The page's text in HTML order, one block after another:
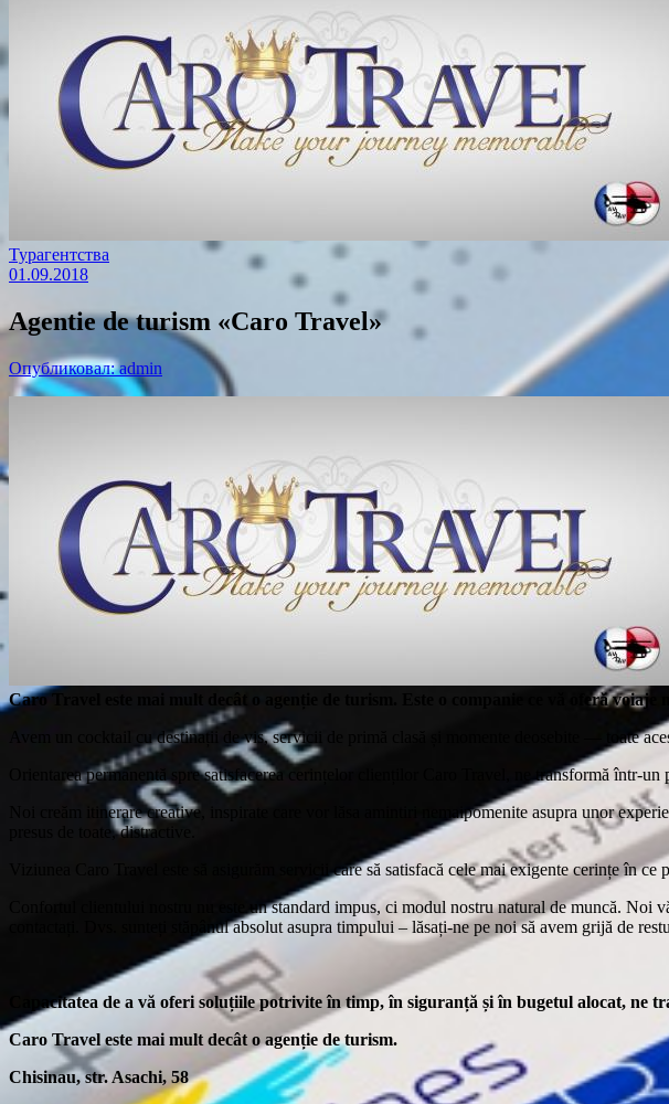
Турагентства
01.09.2018
Agentie de turism «Caro Travel»
Опубликовал: admin
Caro Travel este mai mult decât o agenție de turism. Este o companie ce vă oferă
Avem un cocktail cu destinații de vis, servicii de primă clasă și momente deosebite — toate
Orientarea permanentă spre satisfacerea cerințelor clienților Caro Travel, ne transformă într-un
Noi creăm itinerare creative, inspirate care vor lăsa amintiri nemaipomenite asupra unor
presus de toate, distractive.
Viziunea Caro Travel este să asigurăm servicii care să satisfacă cele mai exigente cerințe în
Confortul clientului nostru nu este un standard impus, ci modul nostru natural de muncă.
contactați. Dvs. sunteți stăpânul absolut asupra timpului – lăsați-ne pe noi să avem grijă de
Capacitatea de a vă oferi soluțiile potrivite în timp, în siguranță și în bugetul alocat, ne
Caro Travel este mai mult decât o agenție de turism.
Chisinau, str. Asachi, 58